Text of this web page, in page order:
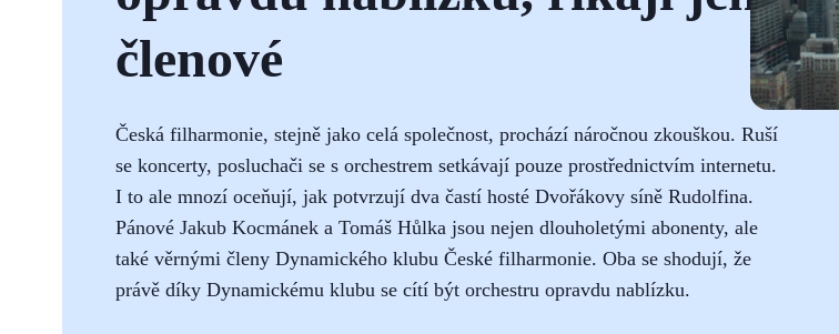
členové
Česká filharmonie, stejně jako celá společnost, prochází náročnou zkouškou. Ruší
se koncerty, posluchači se s orchestrem setkávají pouze prostřednictvím internetu.
I to ale mnozí oceňují, jak potvrzují dva častí hosté Dvořákovy síně Rudolfina.
Pánové Jakub Kocmánek a Tomáš Hůlka jsou nejen dlouholetými abonenty, ale
také věrnými členy Dynamického klubu České filharmonie. Oba se shodují, že
právě díky Dynamickému klubu se cítí být orchestru opravdu nablízku.